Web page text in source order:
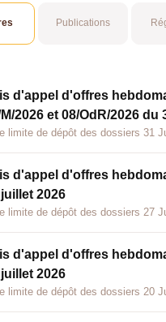
Publications
d'appel d'offres
2026 et 08/OdR/2026 du
limite de dépôt des dossiers 31
d'appel d'offres
2026
limite de dépôt des dossiers 27
d'appel d'offres
2026
limite de dépôt des dossiers 20